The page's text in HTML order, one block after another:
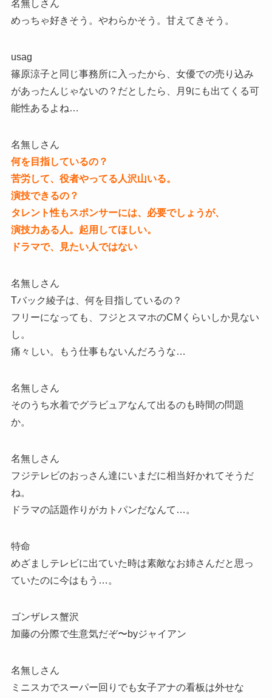
名無しさん
めっちゃ好きそう。やわらかそう。甘えてきそう。
usag
篠原涼子と同じ事務所に入ったから、女優での売り込み
があったんじゃないの？だとしたら、月9にも出てくる可
能性あるよね…
名無しさん
何を目指しているの？
苦労して、役者やってる人沢山いる。
演技できるの？
タレント性もスポンサーには、必要でしょうが、
演技力ある人。起用してほしい。
ドラマで、見たい人ではない
名無しさん
Tバック綾子は、何を目指しているの？
フリーになっても、フジとスマホのCMくらいしか見ない
し。
痛々しい。もう仕事もないんだろうな…
名無しさん
そのうち水着でグラビュアなんて出るのも時間の問題
か。
名無しさん
フジテレビのおっさん達にいまだに相当好かれてそうだ
ね。
ドラマの話題作りがカトパンだなんて…。
特命
めざましテレビに出ていた時は素敵なお姉さんだと思っ
ていたのに今はもう…。
ゴンザレス蟹沢
加藤の分際で生意気だぞ〜byジャイアン
名無しさん
ミニスカでスーパー回りでも女子アナの看板は外せな